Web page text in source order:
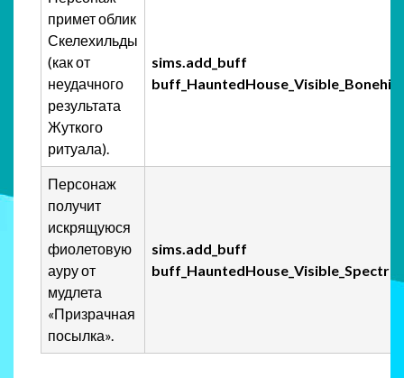
примет облик
Скелехильды
(как от
неудачного
результата
Жуткого
ритуала).
sims.add_buff
Персонаж
получит
искрящуюся
фиолетовую
ауру от
мудлета
«Призрачная
посылка».
sims.add_buff